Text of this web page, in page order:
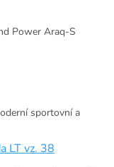
Power Araq-S
sportovní a
LT vz. 38